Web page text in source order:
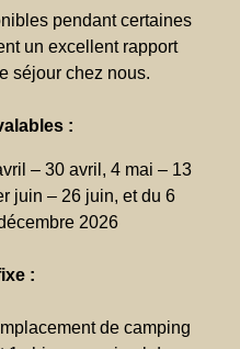
pendant certaines
un excellent rapport
séjour chez nous.
:
– 30 avril, 4 mai – 13
juin – 26 juin, et du 6
2026
:
de camping